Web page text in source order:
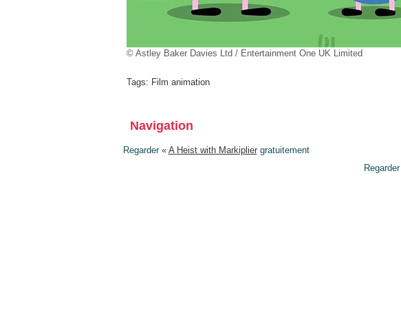
© Astley Baker Davies Ltd / Entertainment One UK Limited
Tags: Film animation
Navigation
Regarder « A Heist with Markipliergratuitement
Regarder